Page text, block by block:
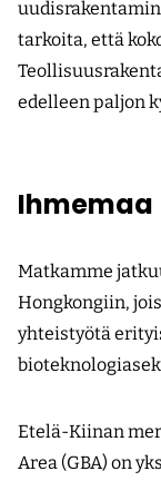
tarkoita, että
edelleen paljon
Ihmemaa
Matkamme
Hongkongiin,
yhteistyötä
Etelä-Kiinan
Area (GBA) on